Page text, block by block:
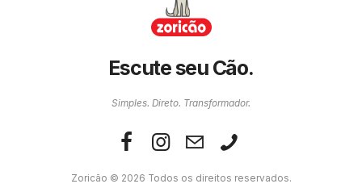
Escute seu Cão.
Simples. Direto. Transformador.
Zoricão © 2026 Todos os direitos reservados.